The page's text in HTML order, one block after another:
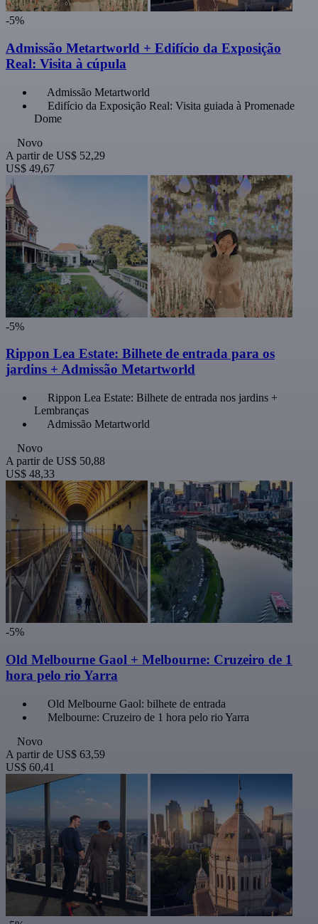
-5%
Admissão Metartworld + Edifício da Exposição
Real: Visita à cúpula
Admissão Metartworld
Edifício da Exposição Real: Visita guiada à Promenade
Dome
Novo
A partir de US$ 52,29
US$ 49,67
-5%
Rippon Lea Estate: Bilhete de entrada para os
jardins + Admissão Metartworld
Rippon Lea Estate: Bilhete de entrada nos jardins +
Lembranças
Admissão Metartworld
Novo
A partir de US$ 50,88
US$ 48,33
-5%
Old Melbourne Gaol + Melbourne: Cruzeiro de 1
hora pelo rio Yarra
Old Melbourne Gaol: bilhete de entrada
Melbourne: Cruzeiro de 1 hora pelo rio Yarra
Novo
A partir de US$ 63,59
US$ 60,41